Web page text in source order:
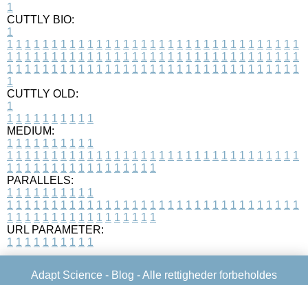
1
CUTTLY BIO:
1
1 1 1 1 1 1 1 1 1 1 1 1 1 1 1 1 1 1 1 1 1 1 1 1 1 1 1 1 1 1 1 1 1
1 1 1 1 1 1 1 1 1 1 1 1 1 1 1 1 1 1 1 1 1 1 1 1 1 1 1 1 1 1 1 1 1
1 1 1 1 1 1 1 1 1 1 1 1 1 1 1 1 1 1 1 1 1 1 1 1 1 1 1 1 1 1 1 1 1
1
CUTTLY OLD:
1
1 1 1 1 1 1 1 1 1 1
MEDIUM:
1 1 1 1 1 1 1 1 1 1
1 1 1 1 1 1 1 1 1 1 1 1 1 1 1 1 1 1 1 1 1 1 1 1 1 1 1 1 1 1 1 1 1
1 1 1 1 1 1 1 1 1 1 1 1 1 1 1 1 1
PARALLELS:
1 1 1 1 1 1 1 1 1 1
1 1 1 1 1 1 1 1 1 1 1 1 1 1 1 1 1 1 1 1 1 1 1 1 1 1 1 1 1 1 1 1 1
1 1 1 1 1 1 1 1 1 1 1 1 1 1 1 1 1
URL PARAMETER:
1 1 1 1 1 1 1 1 1 1
Adapt Science - Blog - Alle rettigheder forbeholdes